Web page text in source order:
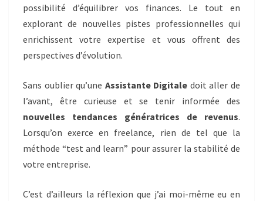
possibilité d’équilibrer vos finances. Le tout en
explorant de nouvelles pistes professionnelles qui
enrichissent votre expertise et vous offrent des
perspectives d’évolution.
Sans oublier qu’une Assistante Digitale doit aller de
l’avant, être curieuse et se tenir informée des
nouvelles tendances génératrices de revenus.
Lorsqu’on exerce en freelance, rien de tel que la
méthode “test and learn” pour assurer la stabilité de
votre entreprise.
C’est d’ailleurs la réflexion que j’ai moi-même eu en